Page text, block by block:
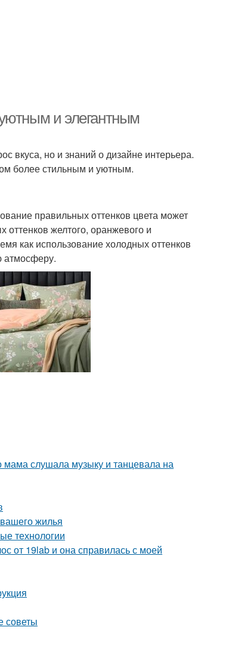
и элегантным
вкуса, но и знаний о дизайне интерьера.
более стильным и уютным.
правильных оттенков цвета может
желтого, оранжевого и
как использование холодных оттенков
атмосферу.
мама слушала музыку и танцевала на
жилья
технологии
от 19lab и она справилась с моей
советы